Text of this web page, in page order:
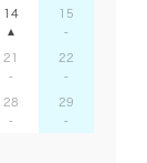
14 15
21 22
28 29